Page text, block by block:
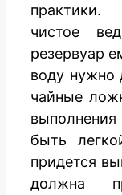
практики.
чистое
резервуар
воду нужно
чайные
быть
придется
должна